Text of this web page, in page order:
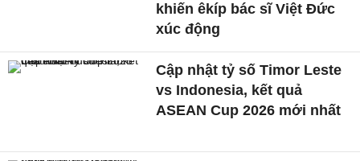
khiến êkíp bác sĩ Việt Đức
xúc động
Cập nhật tỷ số Timor Leste
vs Indonesia, kết quả
ASEAN Cup 2026 mới nhất